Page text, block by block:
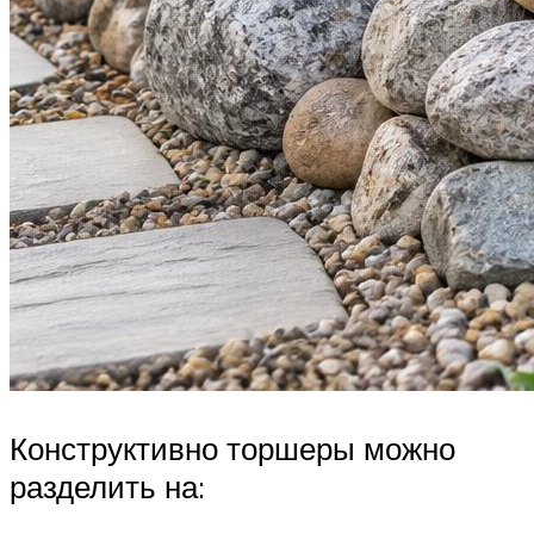
Конструктивно торшеры можно
разделить на: